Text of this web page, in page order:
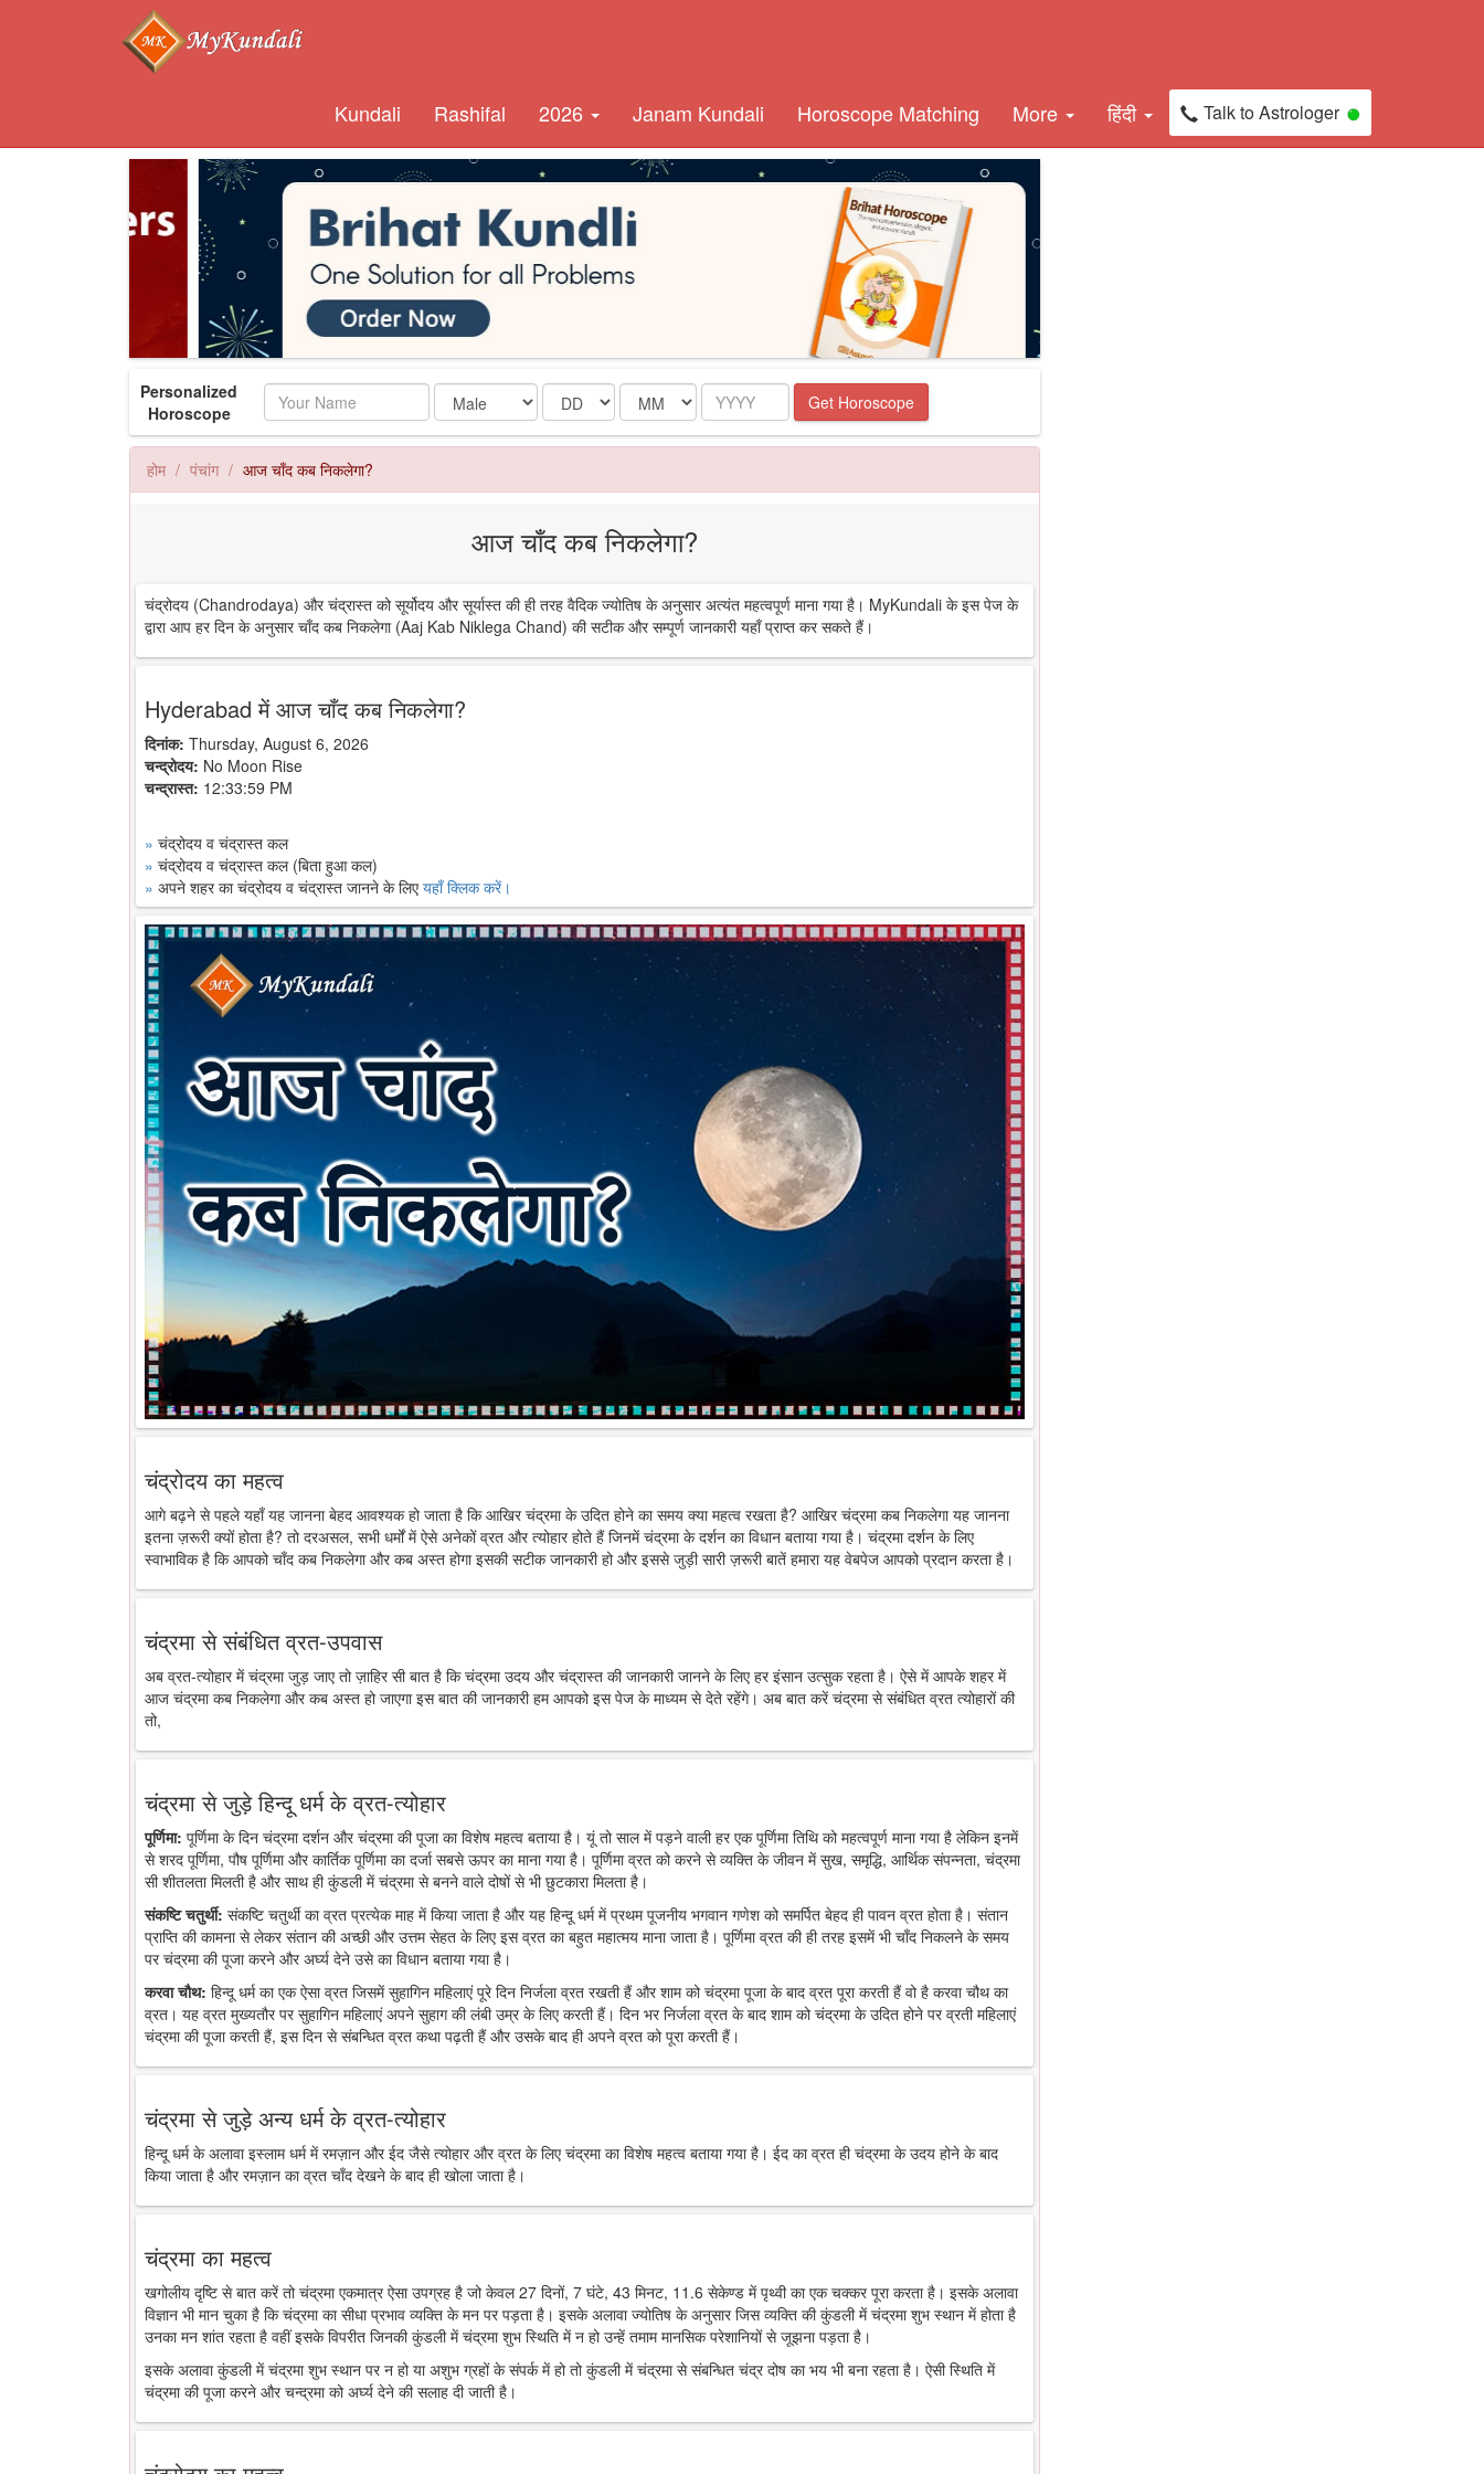
Kundali Rashifal 2026 Janam Kundali Horoscope Matching More हिंदी Talk to Astrologer
Personalized
Horoscope
Name Date Month Year Get Horoscope
होम पंचांग आज चाँद कब निकलेगा?
आज चाँद कब निकलेगा?
चंद्रोदय (Chandrodaya) और चंद्रास्त को सूर्योदय और सूर्यास्त की ही तरह वैदिक ज्योतिष के अनुसार अत्यंत महत्वपूर्ण माना गया है। MyKundali के इस पेज के
द्वारा आप हर दिन के अनुसार चाँद कब निकलेगा (Aaj Kab Niklega Chand) की सटीक और सम्पूर्ण जानकारी यहाँ प्राप्त कर सकते हैं।
Hyderabad में आज चाँद कब निकलेगा?
दिनांक: Thursday, August 6, 2026
चन्द्रोदय: No Moon Rise
चन्द्रास्त: 12:33:59 PM
» चंद्रोदय व चंद्रास्त कल
» चंद्रोदय व चंद्रास्त कल (बिता हुआ कल)
» अपने शहर का चंद्रोदय व चंद्रास्त जानने के लिएयहाँ क्लिक करें।
चंद्रोदय का महत्व
आगे बढ़ने से पहले यहाँ यह जानना बेहद आवश्यक हो जाता है कि आखिर चंद्रमा के उदित होने का समय क्या महत्व रखता है? आखिर चंद्रमा कब निकलेगा यह जानना
इतना ज़रूरी क्यों होता है? तो दरअसल, सभी धर्मों में ऐसे अनेकों व्रत और त्योहार होते हैं जिनमें चंद्रमा के दर्शन का विधान बताया गया है। चंद्रमा दर्शन के लिए
स्वाभाविक है कि आपको चाँद कब निकलेगा और कब अस्त होगा इसकी सटीक जानकारी हो और इससे जुड़ी सारी ज़रूरी बातें हमारा यह वेबपेज आपको प्रदान करता है।
चंद्रमा से संबंधित व्रत-उपवास
अब व्रत-त्योहार में चंद्रमा जुड़ जाए तो ज़ाहिर सी बात है कि चंद्रमा उदय और चंद्रास्त की जानकारी जानने के लिए हर इंसान उत्सुक रहता है। ऐसे में आपके शहर में
आज चंद्रमा कब निकलेगा और कब अस्त हो जाएगा इस बात की जानकारी हम आपको इस पेज के माध्यम से देते रहेंगे। अब बात करें चंद्रमा से संबंधित व्रत त्योहारों की
तो,
चंद्रमा से जुड़े हिन्दू धर्म के व्रत-त्योहार
पूर्णिमा: पूर्णिमा के दिन चंद्रमा दर्शन और चंद्रमा की पूजा का विशेष महत्व बताया है। यूं तो साल में पड़ने वाली हर एक पूर्णिमा तिथि को महत्वपूर्ण माना गया है लेकिन इनमें
से शरद पूर्णिमा, पौष पूर्णिमा और कार्तिक पूर्णिमा का दर्जा सबसे ऊपर का माना गया है। पूर्णिमा व्रत को करने से व्यक्ति के जीवन में सुख, समृद्धि, आर्थिक संपन्नता, चंद्रमा
सी शीतलता मिलती है और साथ ही कुंडली में चंद्रमा से बनने वाले दोषों से भी छुटकारा मिलता है।
संकष्टि चतुर्थी: संकष्टि चतुर्थी का व्रत प्रत्येक माह में किया जाता है और यह हिन्दू धर्म में प्रथम पूजनीय भगवान गणेश को समर्पित बेहद ही पावन व्रत होता है। संतान
प्राप्ति की कामना से लेकर संतान की अच्छी और उत्तम सेहत के लिए इस व्रत का बहुत महात्मय माना जाता है। पूर्णिमा व्रत की ही तरह इसमें भी चाँद निकलने के समय
पर चंद्रमा की पूजा करने और अर्घ्य देने उसे का विधान बताया गया है।
करवा चौथ: हिन्दू धर्म का एक ऐसा व्रत जिसमें सुहागिन महिलाएं पूरे दिन निर्जला व्रत रखती हैं और शाम को चंद्रमा पूजा के बाद व्रत पूरा करती हैं वो है करवा चौथ का
व्रत। यह व्रत मुख्यतौर पर सुहागिन महिलाएं अपने सुहाग की लंबी उम्र के लिए करती हैं। दिन भर निर्जला व्रत के बाद शाम को चंद्रमा के उदित होने पर व्रती महिलाएं
चंद्रमा की पूजा करती हैं, इस दिन से संबन्धित व्रत कथा पढ़ती हैं और उसके बाद ही अपने व्रत को पूरा करती हैं।
चंद्रमा से जुड़े अन्य धर्म के व्रत-त्योहार
हिन्दू धर्म के अलावा इस्लाम धर्म में रमज़ान और ईद जैसे त्योहार और व्रत के लिए चंद्रमा का विशेष महत्व बताया गया है। ईद का व्रत ही चंद्रमा के उदय होने के बाद
किया जाता है और रमज़ान का व्रत चाँद देखने के बाद ही खोला जाता है।
चंद्रमा का महत्व
खगोलीय दृष्टि से बात करें तो चंद्रमा एकमात्र ऐसा उपग्रह है जो केवल 27 दिनों, 7 घंटे, 43 मिनट, 11.6 सेकेण्ड में पृथ्वी का एक चक्कर पूरा करता है। इसके अलावा
विज्ञान भी मान चुका है कि चंद्रमा का सीधा प्रभाव व्यक्ति के मन पर पड़ता है। इसके अलावा ज्योतिष के अनुसार जिस व्यक्ति की कुंडली में चंद्रमा शुभ स्थान में होता है
उनका मन शांत रहता है वहीं इसके विपरीत जिनकी कुंडली में चंद्रमा शुभ स्थिति में न हो उन्हें तमाम मानसिक परेशानियों से जूझना पड़ता है।
इसके अलावा कुंडली में चंद्रमा शुभ स्थान पर न हो या अशुभ ग्रहों के संपर्क में हो तो कुंडली में चंद्रमा से संबन्धित चंद्र दोष का भय भी बना रहता है। ऐसी स्थिति में
चंद्रमा की पूजा करने और चन्द्रमा को अर्घ्य देने की सलाह दी जाती है।